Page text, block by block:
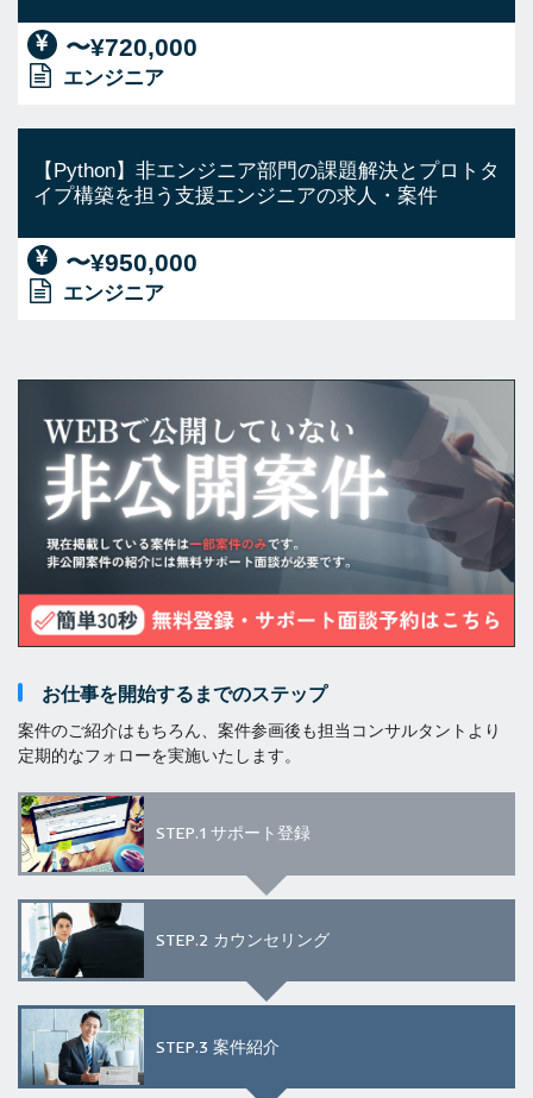
〜¥720,000
エンジニア
【Python】非エンジニア部門の課題解決とプロトタ
イプ構築を担う支援エンジニアの求人・案件
〜¥950,000
エンジニア
お仕事を開始するまでのステップ
案件のご紹介はもちろん、案件参画後も担当コンサルタントより
定期的なフォローを実施いたします。
STEP.1 サポート登録
STEP.2 カウンセリング
STEP.3 案件紹介